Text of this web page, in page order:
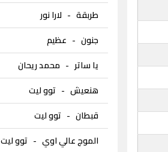
طربقة- لارا نور
جنون- عظيم
يا ساتر - محمد ريحان
هنعيش- توو ليت
قبطان- توو ليت
الموج عالي اوي- توو ليت